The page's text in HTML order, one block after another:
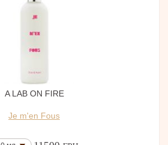
A LAB ON FIRE
Je m'en Fous